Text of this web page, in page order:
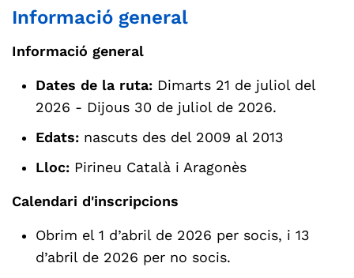
Informació general
Informació general
Dates de la ruta: Dimarts 21 de juliol del
2026 - Dijous 30 de juliol de 2026.
Edats: nascuts des del 2009 al 2013
Lloc: Pirineu Català i Aragonès
Calendari d'inscripcions
Obrim el 1 d’abril de 2026 per socis, i 13
d’abril de 2026 per no socis.